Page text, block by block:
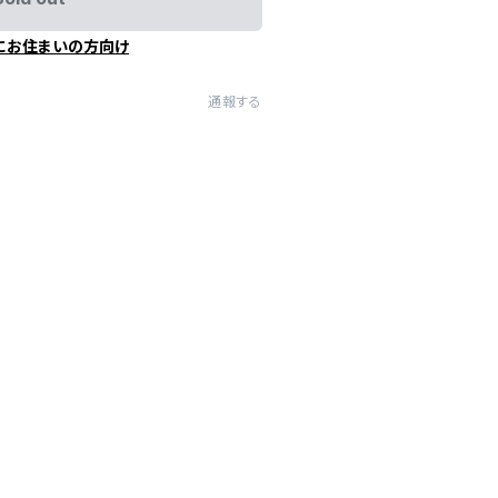
お住まいの方向け
通報する